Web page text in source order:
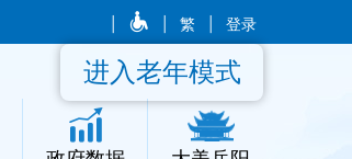
繁 登录
进入老年模式